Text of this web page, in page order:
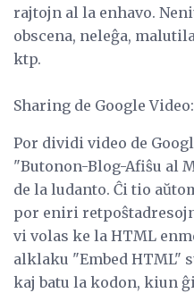
rajtojn al la enhavo.
obscena, neleĝa,
ktp.
Sharing de Google Video:
Por dividi video de
"Butonon-Blog-Afiŝu al
de la ludanto. Ĉi tio
por eniri
vi volas ke la HTML
alklaku "Embed HTML"
kaj batu la kodon, kiun